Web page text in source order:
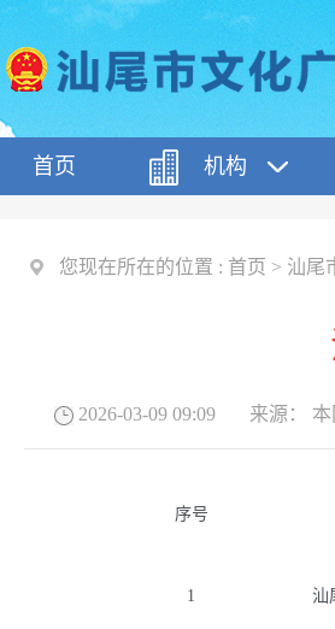
首页 机构
您现在所在的位置 : 首页 > 汕尾
2026-03-09 09:09 来源： 本
序号
1 汕